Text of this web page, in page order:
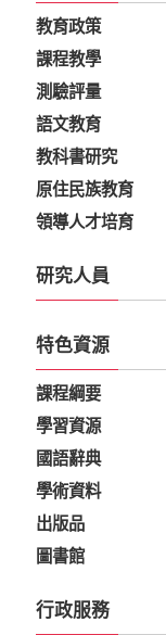
教育政策
課程教學
測驗評量
語文教育
教科書研究
原住民族教育
領導人才培育
研究人員
特色資源
課程綱要
學習資源
國語辭典
學術資料
出版品
圖書館
行政服務